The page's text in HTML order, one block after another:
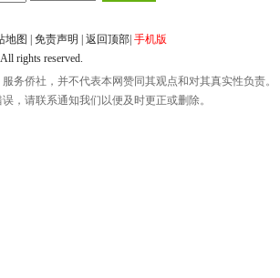
地图 免责声明 返回顶部| 手机版
All rights reserved.
务侨社，并不代表本网赞同其观点和对其真实性负责。
，请联系通知我们以便及时更正或删除。